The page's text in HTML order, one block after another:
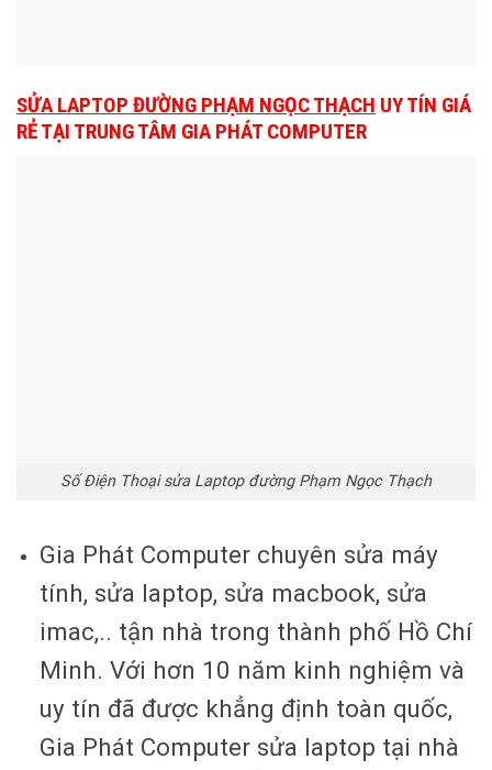
SỬA LAPTOP ĐƯỜNG PHẠM NGỌC THẠCH UY TÍN GIÁ
RẺ TẠI TRUNG TÂM GIA PHÁT COMPUTER
Số Điện Thoại sửa Laptop đường Phạm Ngọc Thạch
Gia Phát Computer chuyên sửa máy
tính, sửa laptop, sửa macbook, sửa
imac,.. tận nhà trong thành phố Hồ Chí
Minh. Với hơn 10 năm kinh nghiệm và
uy tín đã được khẳng định toàn quốc,
Gia Phát Computer sửa laptop tại nhà